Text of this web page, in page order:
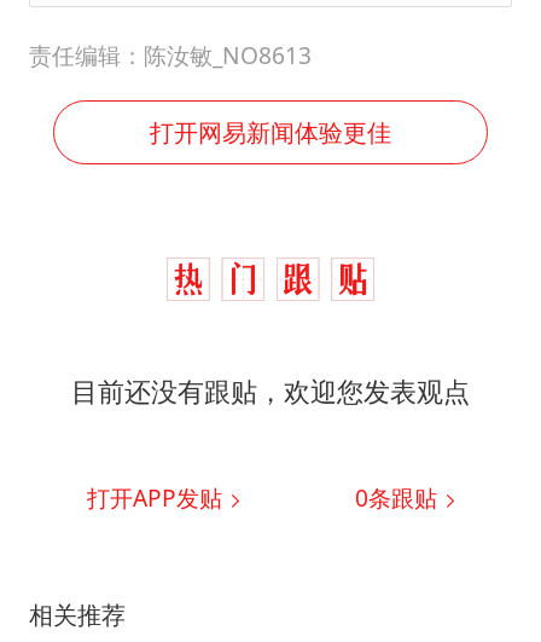
责任编辑：陈汝敏_NO8613
打开网易新闻体验更佳
目前还没有跟贴，欢迎您发表观点
打开APP发贴 0条跟贴
相关推荐